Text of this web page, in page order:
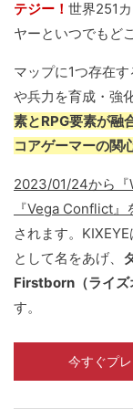
テジー！ 世界251
ヤーといつでもど
マップに1つ存在
や兵力を育成・強
素とRPG要素が融
コアゲーマーの関
2023/01/24から『
『Vega Conflict
されます。
として名をあげ、
Firstborn（ライズ
す。
今すぐプ